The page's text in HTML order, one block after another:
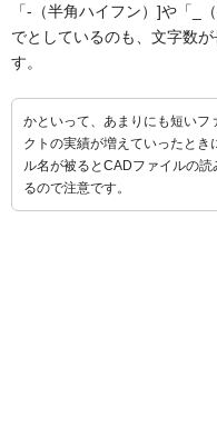
「-（半角ハイフン）]や「_
でとしているのも、文字数
す。
かといって、あまりにも短いフ
クトの実績が増えていったとき
ル名が被るとCADファイルの
るので注意です。